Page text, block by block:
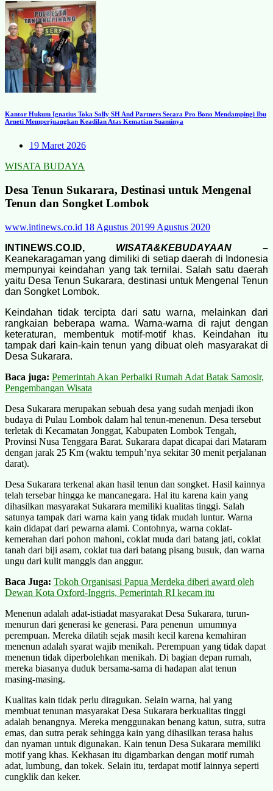
Kantor Hukum Ignatius Toka Solly SH And Partners Secara Pro Bono Mendampingi Ibu
Arneti Memperjuangkan Keadilan Atas Kematian Suaminya
19 Maret 2026
WISATA BUDAYA
Desa Tenun Sukarara, Destinasi untuk Mengenal
Tenun dan Songket Lombok
www.intinews.co.id 18 Agustus 20199 Agustus 2020
INTINEWS.CO.ID, WISATA&KEBUDAYAAN –
Keanekaragaman yang dimiliki di setiap daerah di Indonesia
mempunyai keindahan yang tak ternilai. Salah satu daerah
yaitu Desa Tenun Sukarara, destinasi untuk Mengenal Tenun
dan Songket Lombok.
Keindahan tidak tercipta dari satu warna, melainkan dari
rangkaian beberapa warna. Warna-warna di rajut dengan
keteraturan, membentuk motif-motif khas. Keindahan itu
tampak dari kain-kain tenun yang dibuat oleh masyarakat di
Desa Sukarara.
Baca juga: Pemerintah Akan Perbaiki Rumah Adat Batak Samosir,
Pengembangan Wisata
Desa Sukarara merupakan sebuah desa yang sudah menjadi ikon
budaya di Pulau Lombok dalam hal tenun-menenun. Desa tersebut
terletak di Kecamatan Jonggat, Kabupaten Lombok Tengah,
Provinsi Nusa Tenggara Barat. Sukarara dapat dicapai dari Mataram
dengan jarak 25 Km (waktu tempuh’nya sekitar 30 menit perjalanan
darat).
Desa Sukarara terkenal akan hasil tenun dan songket. Hasil kainnya
telah tersebar hingga ke mancanegara. Hal itu karena kain yang
dihasilkan masyarakat Sukarara memiliki kualitas tinggi. Salah
satunya tampak dari warna kain yang tidak mudah luntur. Warna
kain didapat dari pewarna alami. Contohnya, warna coklat-
kemerahan dari pohon mahoni, coklat muda dari batang jati, coklat
tanah dari biji asam, coklat tua dari batang pisang busuk, dan warna
ungu dari kulit manggis dan anggur.
Baca Juga: Tokoh Organisasi Papua Merdeka diberi award oleh
Dewan Kota Oxford-Inggris, Pemerintah RI kecam itu
Menenun adalah adat-istiadat masyarakat Desa Sukarara, turun-
menurun dari generasi ke generasi. Para penenun umumnya
perempuan. Mereka dilatih sejak masih kecil karena kemahiran
menenun adalah syarat wajib menikah. Perempuan yang tidak dapat
menenun tidak diperbolehkan menikah. Di bagian depan rumah,
mereka biasanya duduk bersama-sama di hadapan alat tenun
masing-masing.
Kualitas kain tidak perlu diragukan. Selain warna, hal yang
membuat tenunan masyarakat Desa Sukarara berkualitas tinggi
adalah benangnya. Mereka menggunakan benang katun, sutra, sutra
emas, dan sutra perak sehingga kain yang dihasilkan terasa halus
dan nyaman untuk digunakan. Kain tenun Desa Sukarara memiliki
motif yang khas. Kekhasan itu digambarkan dengan motif rumah
adat, lumbung, dan tokek. Selain itu, terdapat motif lainnya seperti
cungklik dan keker.